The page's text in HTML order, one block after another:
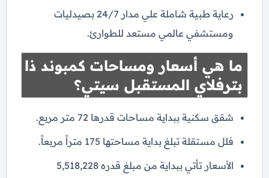
رعاية طبية شاملة علي مدار 24/7 بصيدليات
ومستشفي عالمي مستعد للطوارئ.
ما هي أسعار ومساحات كمبوند ذا
بترفلاي المستقبل سيتي؟
شقق سكنية ببداية مساحات قدرها 72 متر مربع.
فلل مستقلة تبلغ بداية مساحتها 175 متراً مربعاً.
الأسعار تأتي ببداية من مبلغ قدره 5,518,228